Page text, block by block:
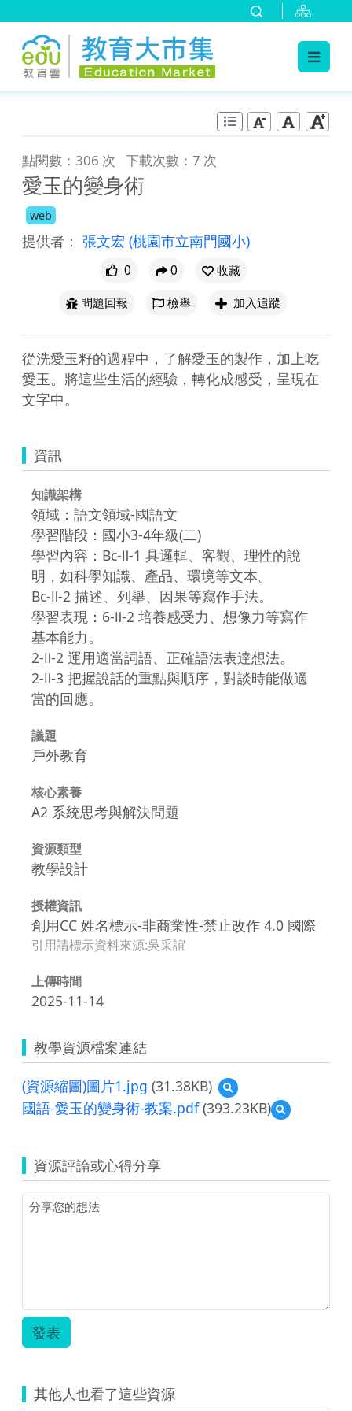
點閱數：306 次 下載次數：7 次
愛玉的變身術
web
提供者： 張文宏 (桃園市立南門國小)
0 0
收藏
問題回報
檢舉 加入追蹤
從洗愛玉籽的過程中，了解愛玉的製作，加上吃
愛玉。將這些生活的經驗，轉化成感受，呈現在
文字中。
資訊
知識架構
領域：語文領域-國語文
學習階段：國小3-4年級(二)
學習內容：Bc-Ⅱ-1 具邏輯、客觀、理性的說
明，如科學知識、產品、環境等文本。
Bc-Ⅱ-2 描述、列舉、因果等寫作手法。
學習表現：6-Ⅱ-2 培養感受力、想像力等寫作
基本能力。
2-Ⅱ-2 運用適當詞語、正確語法表達想法。
2-Ⅱ-3 把握說話的重點與順序，對談時能做適
當的回應。
議題
戶外教育
核心素養
A2 系統思考與解決問題
資源類型
教學設計
授權資訊
創用CC 姓名標示-非商業性-禁止改作 4.0 國際
引用請標示資料來源:吳采誼
上傳時間
2025-11-14
教學資源檔案連結
(資源縮圖)圖片1.jpg (31.38KB)
預
覽
(資
片
國語-愛玉的變身術-教案.pdf(393.23KB)
預
覽
玉
的
資源評論或心得分享
發表
其他人也看了這些資源